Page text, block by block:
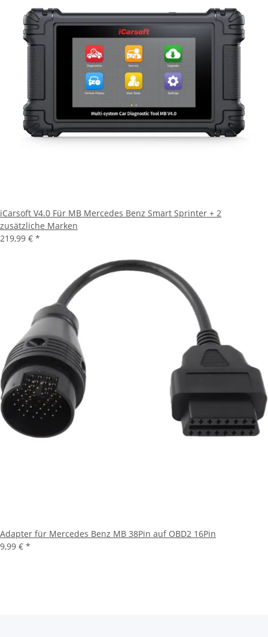
iCarsoft V4.0 Für MB Mercedes Benz Smart Sprinter + 2
zusätzliche Marken
219,99 € *
Adapter für Mercedes Benz MB 38Pin auf OBD2 16Pin
9,99 € *